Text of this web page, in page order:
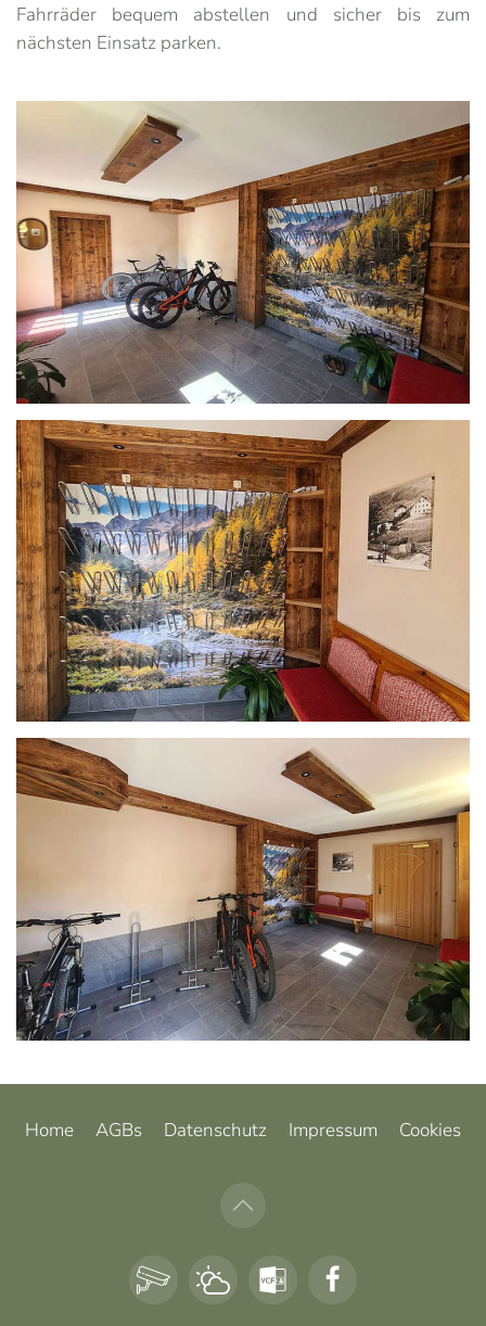
Fahrräder bequem abstellen und sicher bis zum
nächsten Einsatz parken.
Home AGBs Datenschutz Impressum Cookies